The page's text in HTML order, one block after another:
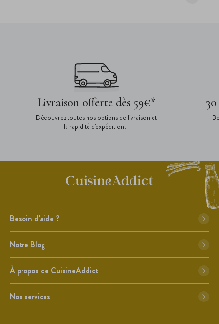
Livraison offerte dès 59€*
Découvrez toutes nos options de livraison et
la rapidité d'expédition.
Besoin d'aide ?
Notre Blog
À propos de CuisineAddict
Nos services